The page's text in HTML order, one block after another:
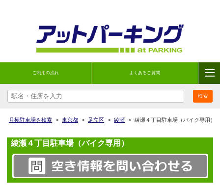
ご利用の流れ よくあるご質問
月極駐車場を検索 > 東京都 > 足立区 > 綾瀬 > 綾瀬４丁目駐車場（バイク専用）
綾瀬４丁目駐車場（バイク専用）